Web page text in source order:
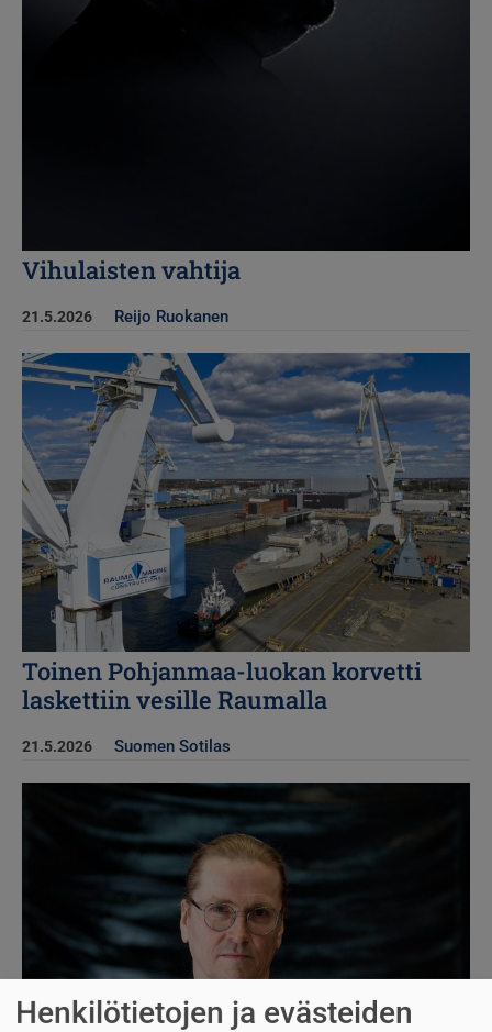
Vihulaisten vahtija
21.5.2026 Reijo Ruokanen
Kuva
Toinen Pohjanmaa-luokan korvetti
laskettiin vesille Raumalla
21.5.2026 Suomen Sotilas
Henkilötietojen ja evästeiden